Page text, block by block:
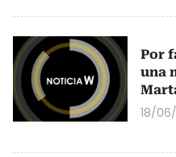
Por
una
18/